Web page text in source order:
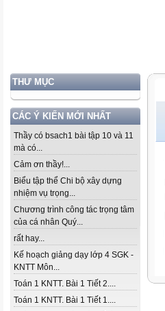
THƯ MỤC
CÁC Ý KIẾN MỚI NHẤT
Thầy có bsach1 bài tập 10 và 11
mà có...
Cảm ơn thầy!...
Biểu tập thể Chi bộ xây dựng
nhiệm vụ trọng...
Chương trình công tác trọng tâm
của cá nhân Quý...
rất hay...
Kế hoạch giảng dạy lớp 4 SGK -
KNTT Môn...
Toán 1 KNTT. Bài 1 Tiết 2....
Toán 1 KNTT. Bài 1 Tiết 1....